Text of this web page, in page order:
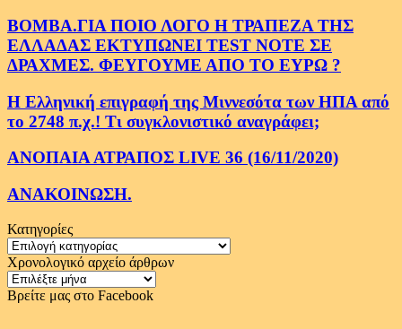
ΒΟΜΒΑ.ΓΙΑ ΠΟΙΟ ΛΟΓΟ Η ΤΡΑΠΕΖΑ ΤΗΣ
ΕΛΛΑΔΑΣ ΕΚΤΥΠΩΝΕΙ TEST NOTE ΣΕ
ΔΡΑΧΜΕΣ. ΦΕΥΓΟΥΜΕ ΑΠΟ ΤΟ ΕΥΡΩ ?
Η Ελληνική επιγραφή της Μιννεσότα των ΗΠΑ από
το 2748 π.χ.! Τι συγκλονιστικό αναγράφει;
ΑΝΟΠΑΙΑ ΑΤΡΑΠΟΣ LIVE 36 (16/11/2020)
ΑΝΑΚΟΙΝΩΣΗ.
Κατηγορίες
Κατηγορίες
Χρονολογικό αρχείο άρθρων
Χρονολογικό
αρχείο
Βρείτε μας στο Facebook